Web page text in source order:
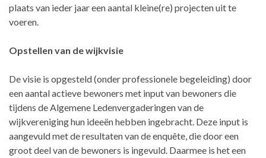
plaats van ieder jaar een aantal kleine(re) projecten uit te
voeren.
Opstellen van de wijkvisie
De visie is opgesteld (onder professionele begeleiding) door
een aantal actieve bewoners met input van bewoners die
tijdens de Algemene Ledenvergaderingen van de
wijkvereniging hun ideeën hebben ingebracht. Deze input is
aangevuld met de resultaten van de enquête, die door een
groot deel van de bewoners is ingevuld. Daarmee is het een